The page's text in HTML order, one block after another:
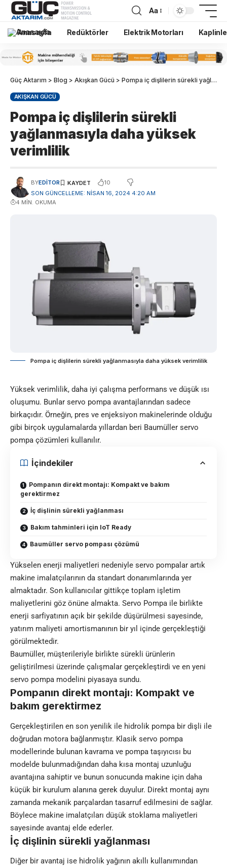
Aa
Anasayfa Redüktörler Elektrik Motorları
Güç Aktarım > Blog > Akışkan Gücü > Pompa iç dişlilerin sürekli yağlanmasıyla daha yüksek verimlilik
AKIŞKAN GÜCÜ
Pompa iç dişlilerin sürekli
yağlanmasıyla daha yüksek
verimlilik
SON GÜNCELLEME: NISAN 16, 2024 4:20 AM
BYEDITOR 10
4 MIN. OKUMA
Pompa iç dişlilerin sürekli yağlanmasıyla daha yüksek verimlilik
Yüksek verimlilik, daha iyi çalışma performans ve düşük ısı
oluşumu. Bunlar servo pompa avantajlarından sadece
birkaçıdır. Örneğin, pres ve enjeksiyon makinelerinde olduğu
gibi birçok uygulamalarda yıllardan beri Baumüller servo
pompa çözümleri kullanılır.
İçindekiler
Pompanın direkt montajı: Kompakt ve bakım
gerektirmez
İç dişlinin sürekli yağlanması
Bakım tahminleri için IoT Ready
Baumüller servo pompası çözümü
Yükselen enerji maliyetleri nedeniyle servo pompalar artık
makine imalatçılarının da standart donanımlarında yer
almaktadır. Son kullanıcılar gittikçe toplam işletim
maliyetlerini göz önüne almakta. Servo Pompa ile birlikte
enerji sarfiyatının açık bir şekilde düşürülmesi sayesinde,
yatırım maliyeti amortismanının bir yıl içinde gerçekleştiği
görülmektedir.
Baumüller, müşterileriyle birlikte sürekli ürünlerin
geliştirilmesi üzerinde çalışmalar gerçekleştirdi ve en yeni
servo pompa modelini piyasaya sundu.
Pompanın direkt montajı: Kompakt ve
bakım gerektirmez
Gerçekleştirilen en son yenilik ile hidrolik pompa bir dişli ile
doğrudan motora bağlanmıştır. Klasik servo pompa
modellerinde bulunan kavrama ve pompa taşıyıcısı bu
modelde bulunmadığından daha kısa montaj uzunluğu
avantajına sahiptir ve bunun sonucunda makine için daha
küçük bir kurulum alanına gerek duyulur. Direkt montaj aynı
zamanda mekanik parçalardan tasarruf edilmesini de sağlar.
Böylece makine imalatçıları düşük stoklama maliyetleri
sayesinde avantaj elde ederler.
İç dişlinin sürekli yağlanması
Diğer bir avantaj ise hidrolik yağının akıllı kullanımından